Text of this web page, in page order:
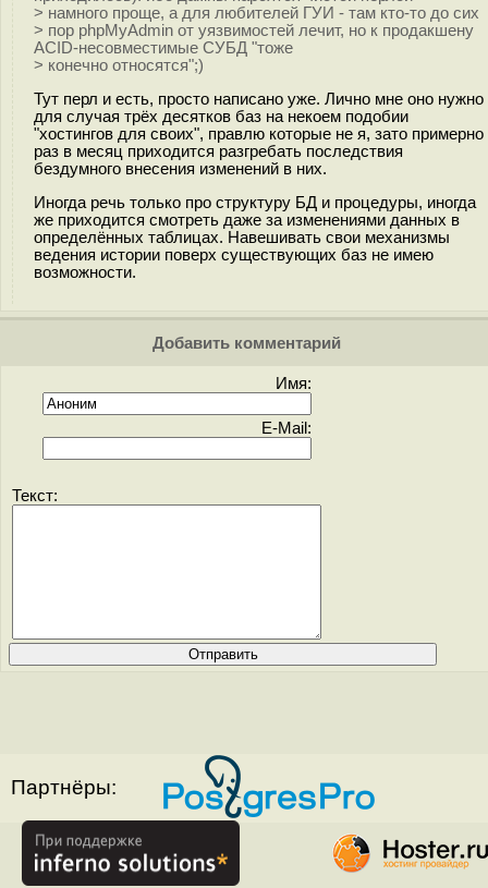
> намного проще, а для любителей ГУИ - там кто-то до сих
> пор phpMyAdmin от уязвимостей лечит, но к продакшену
ACID-несовместимые СУБД "тоже
> конечно относятся";)
Тут перл и есть, просто написано уже. Лично мне оно нужно
для случая трёх десятков баз на некоем подобии
"хостингов для своих", правлю которые не я, зато примерно
раз в месяц приходится разгребать последствия
бездумного внесения изменений в них.
Иногда речь только про структуру БД и процедуры, иногда
же приходится смотреть даже за изменениями данных в
определённых таблицах. Навешивать свои механизмы
ведения истории поверх существующих баз не имею
возможности.
Добавить комментарий
Имя:
E-Mail:
Текст:
Партнёры: